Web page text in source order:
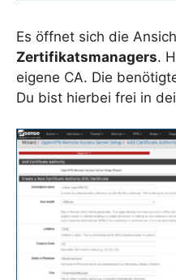
Es öffnet sich die
Zertifikatsmanagers.
eigene CA. Die
Du bist hierbei frei in